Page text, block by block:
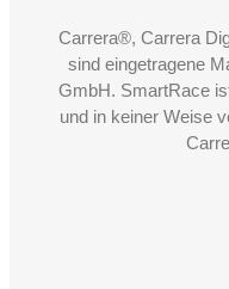
Carrera®, Carrera
sind eingetragene
GmbH. SmartRace
und in keiner Weise